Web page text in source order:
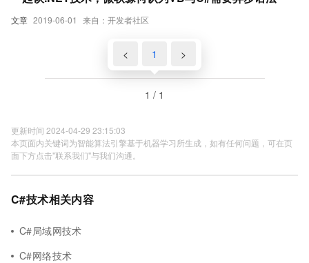
文章 2019-06-01 来自：开发者社区
< 1 >
1 / 1
更新时间 2024-04-29 23:15:03
本页面内关键词为智能算法引擎基于机器学习所生成，如有任何问题，可在页
面下方点击"联系我们"与我们沟通。
C#技术相关内容
C#局域网技术
C#网络技术